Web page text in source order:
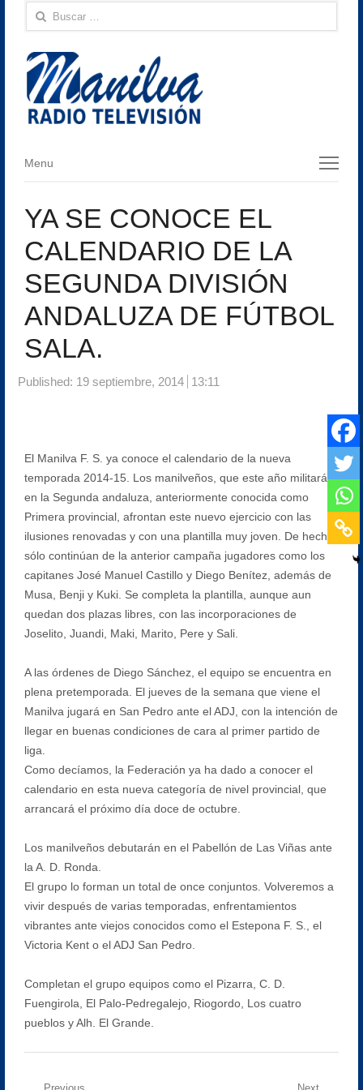
Buscar:
Menu
Menu
YA SE CONOCE EL
CALENDARIO DE LA
SEGUNDA DIVISIÓN
ANDALUZA DE FÚTBOL
SALA.
Published: 19 septiembre, 2014 13:11
El Manilva F. S. ya conoce el calendario de la nueva
temporada 2014-15. Los manilveños, que este año militarán
en la Segunda andaluza, anteriormente conocida como
Primera provincial, afrontan este nuevo ejercicio con las
ilusiones renovadas y con una plantilla muy joven. De hecho,
sólo continúan de la anterior campaña jugadores como los
capitanes José Manuel Castillo y Diego Benítez, además de
Musa, Benji y Kuki. Se completa la plantilla, aunque aun
quedan dos plazas libres, con las incorporaciones de
Joselito, Juandi, Maki, Marito, Pere y Sali.
A las órdenes de Diego Sánchez, el equipo se encuentra en
plena pretemporada. El jueves de la semana que viene el
Manilva jugará en San Pedro ante el ADJ, con la intención de
llegar en buenas condiciones de cara al primer partido de
liga.
Como decíamos, la Federación ya ha dado a conocer el
calendario en esta nueva categoría de nivel provincial, que
arrancará el próximo día doce de octubre.
Los manilveños debutarán en el Pabellón de Las Viñas ante
la A. D. Ronda.
El grupo lo forman un total de once conjuntos. Volveremos a
vivir después de varias temporadas, enfrentamientos
vibrantes ante viejos conocidos como el Estepona F. S., el
Victoria Kent o el ADJ San Pedro.
Completan el grupo equipos como el Pizarra, C. D.
Fuengirola, El Palo-Pedregalejo, Riogordo, Los cuatro
pueblos y Alh. El Grande.